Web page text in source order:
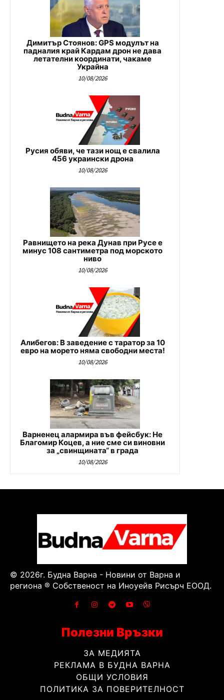
Димитър Стоянов: GPS модулът на
падналия край Кардам дрон не дава
летателни координати, чакаме
Украйна
10/08/2026
Русия обяви, че тази нощ е свалила
456 украински дрона
10/08/2026
Равнището на река Дунав при Русе е
минус 108 сантиметра под морското
ниво
10/08/2026
Алибегов: В заведение с таратор за 10
евро на морето няма свободни места!
10/08/2026
Варненец алармира във фейсбук: Не
Благомир Коцев, а ние сме си виновни
за „свинщината“ в града
10/08/2026
© 2026г. Будна Варна - Новини от Варна и
региона ® Собственост на Иноуейв Рисърч ЕООД.
Полезни Връзки
ЗА МЕДИЯТА
РЕКЛАМА В БУДНА ВАРНА
ОБЩИ УСЛОВИЯ
ПОЛИТИКА ЗА ПОВЕРИТЕЛНОСТ